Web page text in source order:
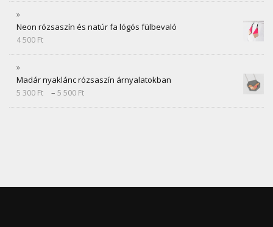
Neon rózsaszín és natúr fa lógós fülbevaló
4 500 Ft
Madár nyaklánc rózsaszín árnyalatokban
5 300 Ft – 5 500 Ft